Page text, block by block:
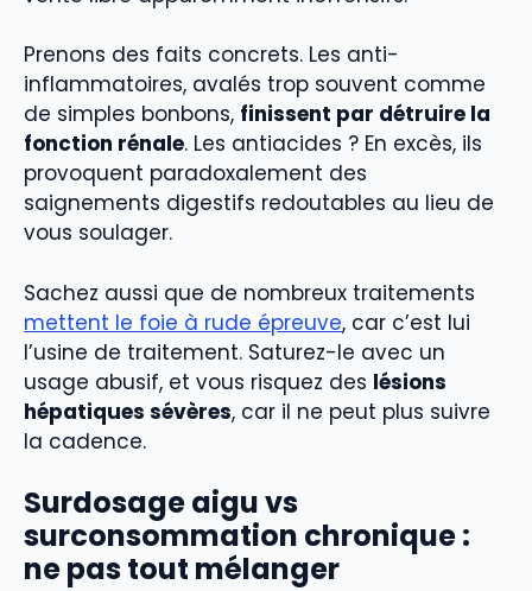
Prenons des faits concrets. Les anti-
inflammatoires, avalés trop souvent comme
de simples bonbons, finissent par détruire la
fonction rénale. Les antiacides ? En excès, ils
provoquent paradoxalement des
saignements digestifs redoutables au lieu de
vous soulager.
Sachez aussi que de nombreux traitements
mettent le foie à rude épreuve, car c’est lui
l’usine de traitement. Saturez-le avec un
usage abusif, et vous risquez des lésions
hépatiques sévères, car il ne peut plus suivre
la cadence.
Surdosage aigu vs
surconsommation chronique :
ne pas tout mélanger